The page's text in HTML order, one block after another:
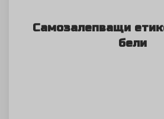
Самозалепващи
бели